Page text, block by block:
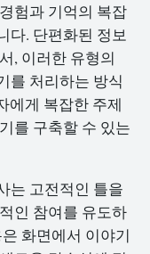
험과 기억의 복잡
다. 단편화된 정보
, 이러한 유형의
를 처리하는 방식
에게 복잡한 주제
를 구축할 수 있는
는 고전적인 틀을
인 참여를 유도하
화면에서 이야기